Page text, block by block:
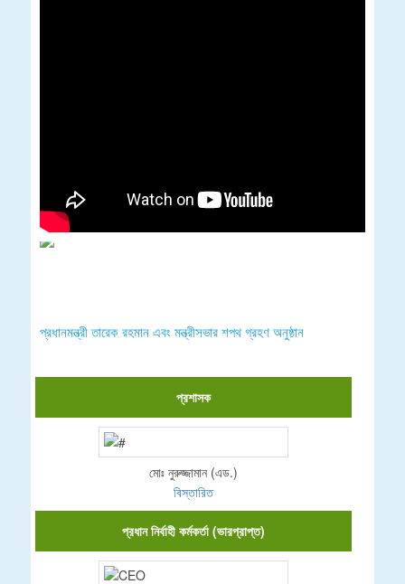
প্রধানমন্ত্রী তারেক রহমান এবং মন্ত্রীসভার শপথ গ্রহণ অনুষ্ঠান
প্রশাসক
মোঃ নুরুজ্জামান (এড.)
বিস্তারিত
প্রধান নির্বাহী কর্মকর্তা (ভারপ্রাপ্ত)